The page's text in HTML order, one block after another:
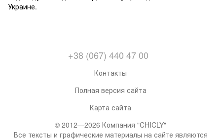
Украине.
+38 (067) 440 47 00
Контакты
Полная версия сайта
Карта сайта
© 2012—2026 Компания "CHICLY"
Все тексты и графические материалы на сайте являются